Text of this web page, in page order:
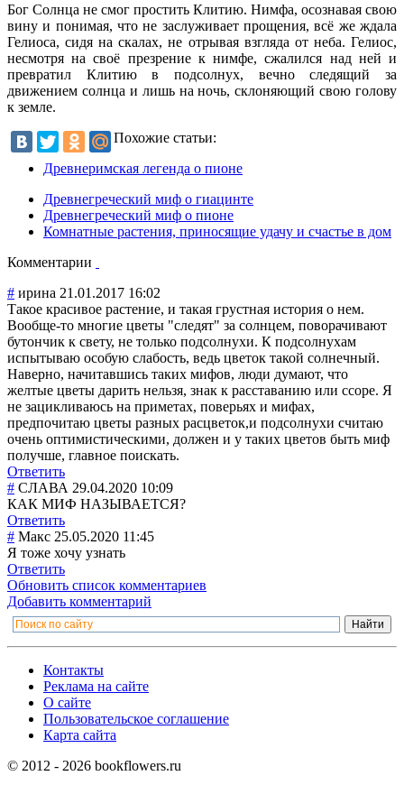
Бог Солнца не смог простить Клитию. Нимфа, осознавая свою
вину и понимая, что не заслуживает прощения, всё же ждала
Гелиоса, сидя на скалах, не отрывая взгляда от неба. Гелиос,
несмотря на своё презрение к нимфе, сжалился над ней и
превратил Клитию в подсолнух, вечно следящий за
движением солнца и лишь на ночь, склоняющий свою голову
к земле.
Похожие статьи:
Древнеримская легенда о пионе
Древнегреческий миф о гиацинте
Древнегреческий миф о пионе
Комнатные растения, приносящие удачу и счастье в дом
Комментарии
# ирина 21.01.2017 16:02
Такое красивое растение, и такая грустная история о нем.
Вообще-то многие цветы "следят" за солнцем, поворачивают
бутончик к свету, не только подсолнухи. К подсолнухам
испытываю особую слабость, ведь цветок такой солнечный.
Наверно, начитавшись таких мифов, люди думают, что
желтые цветы дарить нельзя, знак к расставанию или ссоре. Я
не зацикливаюсь на приметах, поверьях и мифах,
предпочитаю цветы разных расцветок,и подсолнухи считаю
очень оптимистическими, должен и у таких цветов быть миф
получше, главное поискать.
Ответить
# СЛАВА 29.04.2020 10:09
КАК МИФ НАЗЫВАЕТСЯ?
Ответить
# Макс 25.05.2020 11:45
Я тоже хочу узнать
Ответить
Обновить список комментариев
Добавить комментарий
Контакты
Реклама на сайте
О сайте
Пользовательское соглашение
Карта сайта
© 2012 - 2026 bookflowers.ru